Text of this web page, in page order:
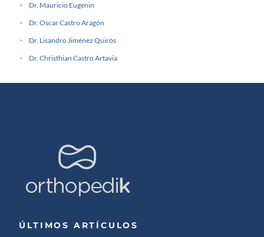
Dr. Mauricio Eugenin
Dr. Oscar Castro Aragón
Dr. Lisandro Jiménez Quirós
Dr. Christhian Castro Artavia
ÚLTIMOS ARTÍCULOS